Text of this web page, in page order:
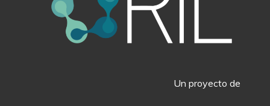
Un proyecto de